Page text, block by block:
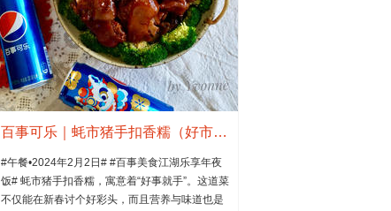
百事可乐｜蚝市猪手扣香糯（好市就手）
#午餐•2024年2月2日# #百事美食江湖乐享年夜
饭# 蚝市猪手扣香糯，寓意着“好事就手”。这道菜
不仅能在新春讨个好彩头，而且营养与味道也是